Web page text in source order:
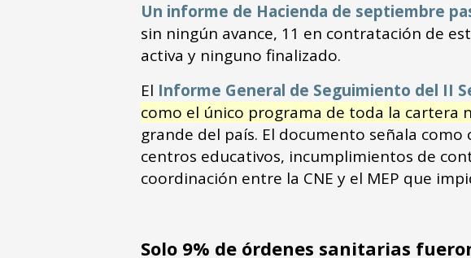
Un informe de Hacienda de septiembre
sin ningún avance, 11 en contratación de
activa y ninguno finalizado.
El Informe General de Seguimiento del II
como el único programa de toda la cartera
grande del país. El documento señala
centros educativos, incumplimientos de
coordinación entre la CNE y el MEP que
Solo 9% de órdenes sanitarias